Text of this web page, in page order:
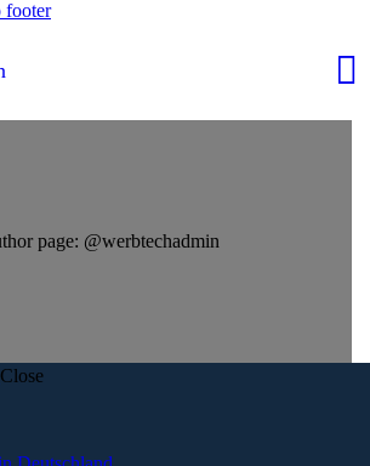
footer
page: @werbtechadmin
Close